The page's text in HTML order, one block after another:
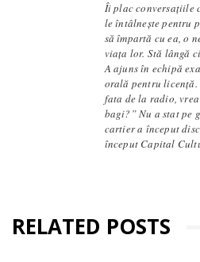
Îi plac conversaţiile
le întâlneşte pentru
să împartă cu ea, o
viaţa lor. Stă lângă
A ajuns în echipă
orală pentru licență.
fata de la radio,
bagi?” Nu a stat pe
cartier a început
început Capital
RELATED POSTS